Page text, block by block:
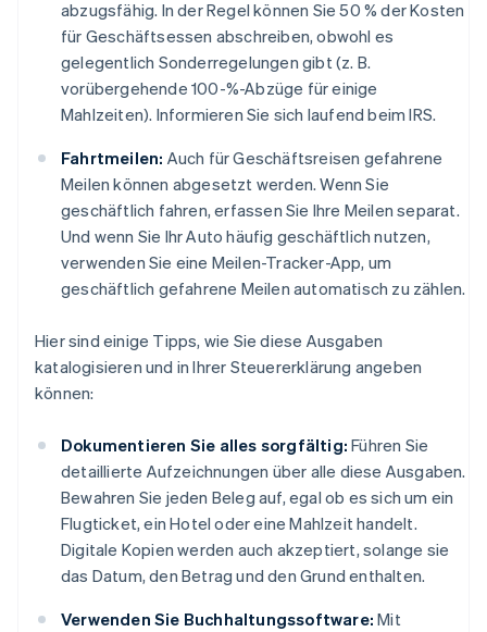
abzugsfähig. In der Regel können Sie 50 % der Kosten
für Geschäftsessen abschreiben, obwohl es
gelegentlich Sonderregelungen gibt (z. B.
vorübergehende 100-%-Abzüge für einige
Mahlzeiten). Informieren Sie sich laufend beim IRS.
Fahrtmeilen: Auch für Geschäftsreisen gefahrene
Meilen können abgesetzt werden. Wenn Sie
geschäftlich fahren, erfassen Sie Ihre Meilen separat.
Und wenn Sie Ihr Auto häufig geschäftlich nutzen,
verwenden Sie eine Meilen-Tracker-App, um
geschäftlich gefahrene Meilen automatisch zu zählen.
Hier sind einige Tipps, wie Sie diese Ausgaben
katalogisieren und in Ihrer Steuererklärung angeben
können:
Dokumentieren Sie alles sorgfältig: Führen Sie
detaillierte Aufzeichnungen über alle diese Ausgaben.
Bewahren Sie jeden Beleg auf, egal ob es sich um ein
Flugticket, ein Hotel oder eine Mahlzeit handelt.
Digitale Kopien werden auch akzeptiert, solange sie
das Datum, den Betrag und den Grund enthalten.
Verwenden Sie Buchhaltungssoftware: Mit